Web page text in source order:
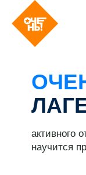
активного
научится